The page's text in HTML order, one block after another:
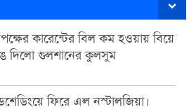
কারেন্টের বিল কম হওয়ায় বিয়ে
দিলো গুলশানের কুলসুম
ফিরে এল নস্টালজিয়া।